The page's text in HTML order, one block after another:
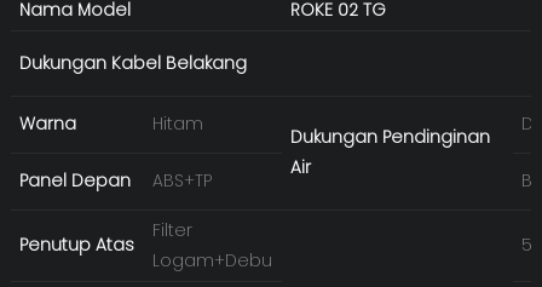
Nama Model ROKE 02 TG
Dukungan Kabel Belakang
Warna Hitam
Dukungan Pendinginan
Air
Panel Depan ABS+TP
Penutup Atas
Filter
Logam+Debu